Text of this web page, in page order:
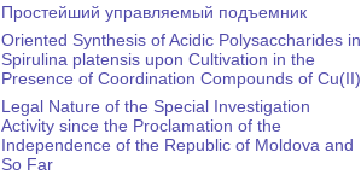
Простейший управляемый подъемник
Oriented Synthesis of Acidic Polysaccharides in
Spirulina platensis upon Cultivation in the
Presence of Coordination Compounds of Cu(II)
Legal Nature of the Special Investigation
Activity since the Proclamation of the
Independence of the Republic of Moldova and
So Far